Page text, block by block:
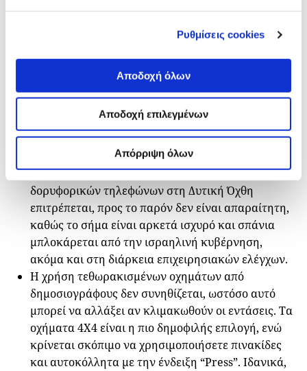
Ρυθμίσεις cookies
Αποδοχή όλων
Αποδοχή επιλεγμένων
Απόρριψη όλων
δακρυγόνων προσφέρει πολύτιμες πληροφορίες.
ένα τυπικό κινητό τηλέφωνο με συνδεσιμότητα 3G
δημοσιογράφοι μπορούν επίσης να
χρησιμοποιήσουν μια ισραηλινή ή παλαιστινιακή
κάρτα SIM, ώστε να εξασφαλίσουν ότι θα έχουν
καλύτερο σήμα. Παρόλο που η μεταφορά
δορυφορικών τηλεφώνων στη Δυτική Όχθη
επιτρέπεται, προς το παρόν δεν είναι απαραίτητη,
καθώς το σήμα είναι αρκετά ισχυρό και σπάνια
μπλοκάρεται από την ισραηλινή κυβέρνηση,
ακόμα και στη διάρκεια επιχειρησιακών ελέγχων.
Η χρήση τεθωρακισμένων οχημάτων από
δημοσιογράφους δεν συνηθίζεται, ωστόσο αυτό
μπορεί να αλλάξει αν κλιμακωθούν οι εντάσεις. Τα
οχήματα 4X4 είναι η πιο δημοφιλής επιλογή, ενώ
κρίνεται σκόπιμο να χρησιμοποιήσετε πινακίδες
και αυτοκόλλητα με την ένδειξη “Press”. Ιδανικά,